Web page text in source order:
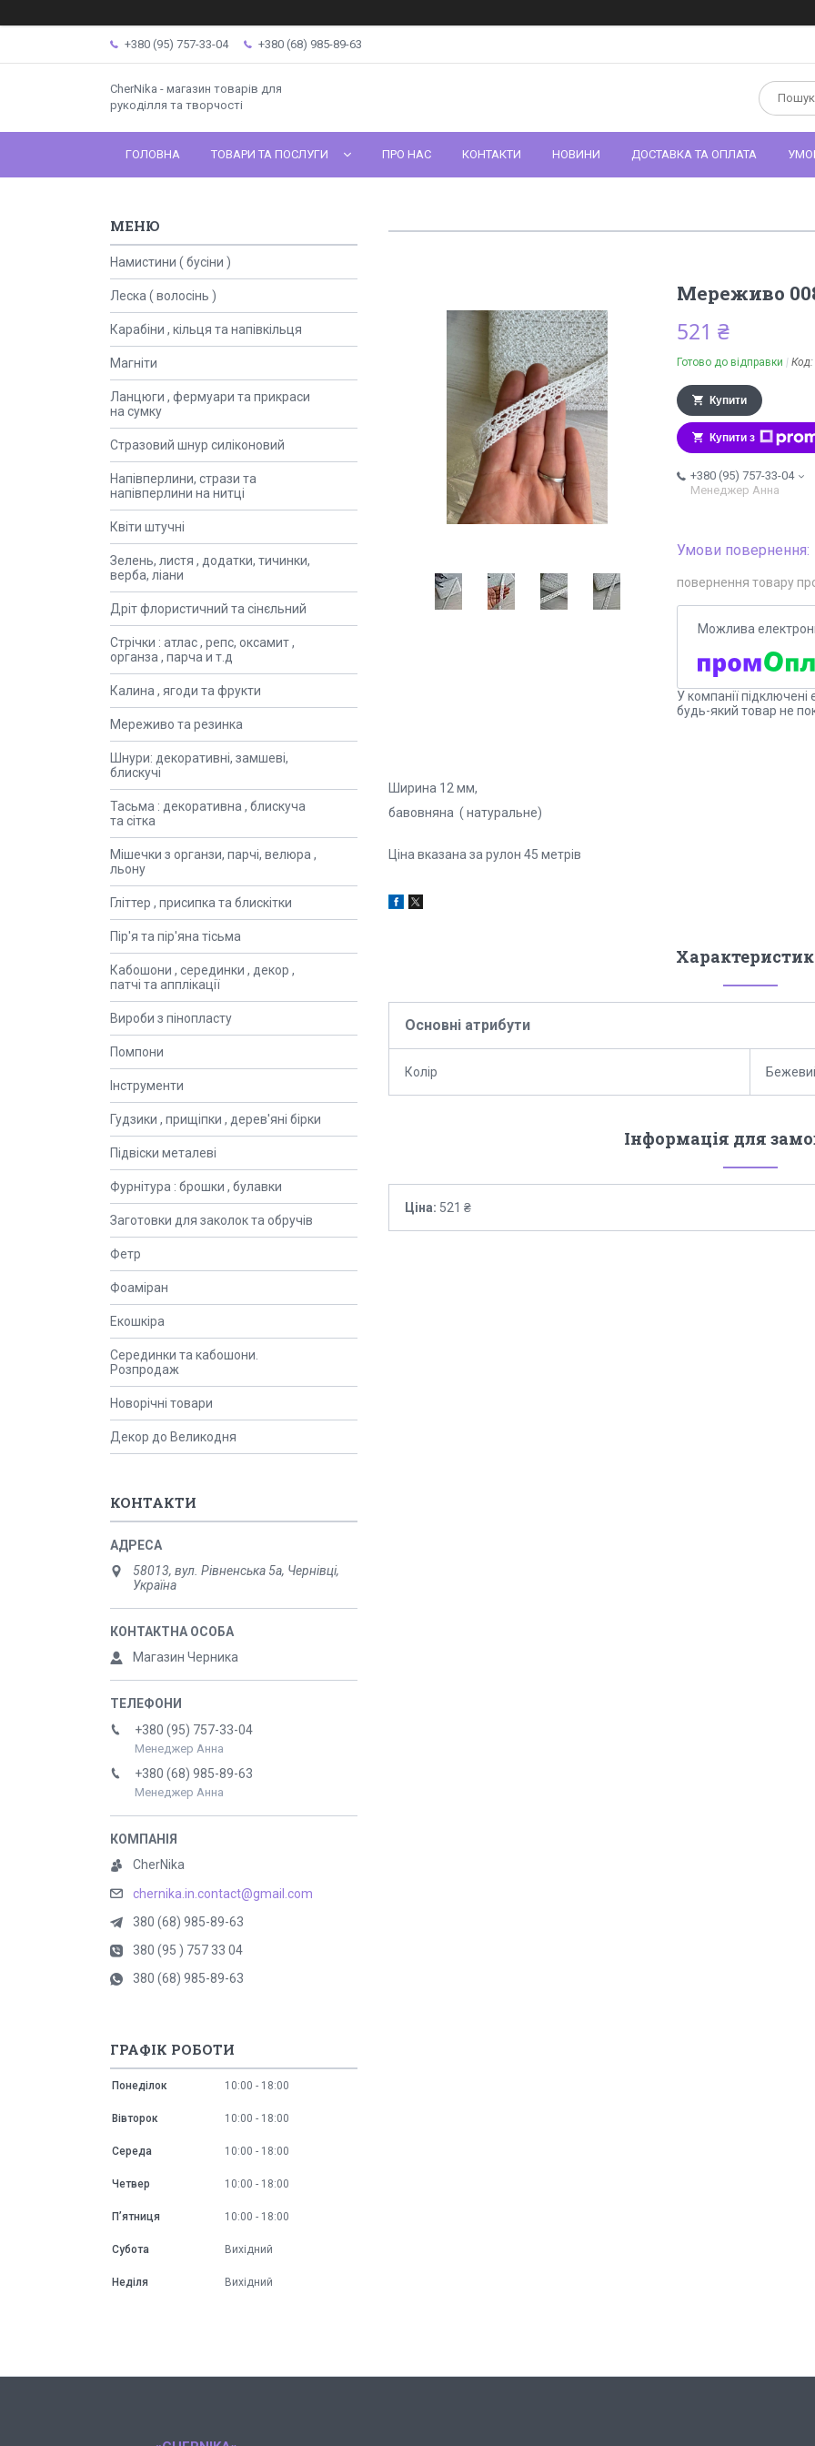
+380 (95) 757-33-04 +380 (68) 985-89-63
CherNika - магазин товарів для
рукоділля та творчості
ГОЛОВНА ТОВАРИ ТА ПОСЛУГИ ПРО НАС КОНТАКТИ НОВИНИ ДОСТАВКА ТА ОПЛАТА
Мереживо
521 ₴
Готово до відправки Код:
Купити
Купити з
+380 (95) 757-33-04
Менеджер Анна
повернення товару
У компанії
будь-який товар не
Ширина 12 мм,
бавовняна ( натуральне)
Ціна вказана за рулон 45 метрів
Основні атрибути
Колір
Інформація для
Ціна: 521 ₴
Намистини ( бусіни )
Леска ( волосінь )
Карабіни , кільця та напівкільця
Магніти
Ланцюги , фермуари та прикраси
на сумку
Стразовий шнур силіконовий
Напівперлини, стрази та
напівперлини на нитці
Квіти штучні
Зелень, листя , додатки, тичинки,
верба, ліани
Дріт флористичний та сінєльний
Стрічки : атлас , репс, оксамит ,
органза , парча и т.д
Калина , ягоди та фрукти
Мереживо та резинка
Шнури: декоративні, замшеві,
блискучі
Тасьма : декоративна , блискуча
та сітка
Мішечки з органзи, парчі, велюра ,
льону
Гліттер , присипка та блискітки
Пір'я та пір'яна тісьма
Кабошони , серединки , декор ,
патчі та апплікації
Вироби з пінопласту
Помпони
Інструменти
Гудзики , прищіпки , дерев'яні бірки
Підвіски металеві
Фурнітура : брошки , булавки
Заготовки для заколок та обручів
Фетр
Фоаміран
Екошкіра
Серединки та кабошони.
Розпродаж
Новорічні товари
Декор до Великодня
КОНТАКТИ
58013, вул. Рівненська 5а, Чернівці,
Україна
Магазин Черника
+380 (95) 757-33-04
Менеджер Анна
+380 (68) 985-89-63
Менеджер Анна
CherNika
chernika.in.contact@gmail.com
380 (68) 985-89-63
380 (95 ) 757 33 04
380 (68) 985-89-63
ГРАФІК РОБОТИ
Понеділок 10:00 18:00
Вівторок 10:00 18:00
Середа 10:00 18:00
Четвер 10:00 18:00
Пʼятниця 10:00 18:00
Субота Вихідний
Неділя Вихідний